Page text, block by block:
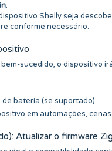
.
Shelly seja
conforme necessário.
sucedido, o dispositivo
bateria (se suportado)
em automações,
Atualizar o firmware